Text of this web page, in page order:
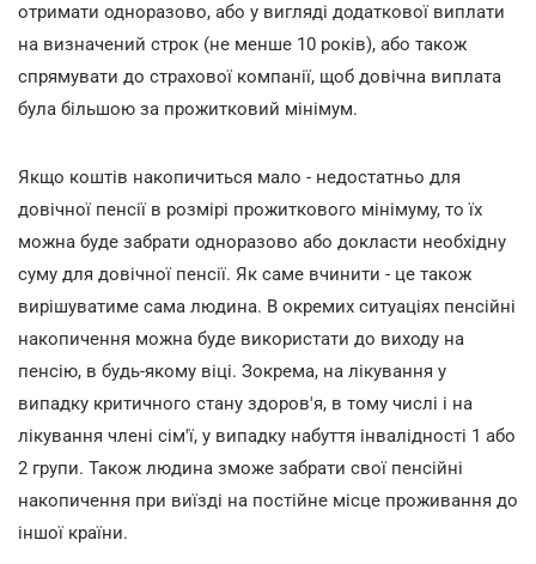
отримати одноразово, або у вигляді додаткової виплати
на визначений строк (не менше 10 років), або також
спрямувати до страхової компанії, щоб довічна виплата
була більшою за прожитковий мінімум.
Якщо коштів накопичиться мало - недостатньо для
довічної пенсії в розмірі прожиткового мінімуму, то їх
можна буде забрати одноразово або докласти необхідну
суму для довічної пенсії. Як саме вчинити - це також
вирішуватиме сама людина. В окремих ситуаціях пенсійні
накопичення можна буде використати до виходу на
пенсію, в будь-якому віці. Зокрема, на лікування у
випадку критичного стану здоров'я, в тому числі і на
лікування члені сім'ї, у випадку набуття інвалідності 1 або
2 групи. Також людина зможе забрати свої пенсійні
накопичення при виїзді на постійне місце проживання до
іншої країни.